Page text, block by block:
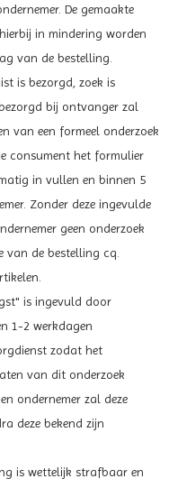
De gemaakte
in mindering worden
van de bestelling.
is bezorgd, zoek is
bij ontvanger zal
van een formeel onderzoek
consument het formulier
in vullen en binnen 5
Zonder deze ingevulde
geen onderzoek
de bestelling cq.
is ingevuld door
1-2 werkdagen
zodat het
van dit onderzoek
ondernemer zal deze
deze bekend zijn
is wettelijk strafbaar en